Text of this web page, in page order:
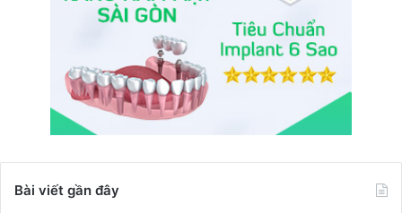
Bài viết gần đây